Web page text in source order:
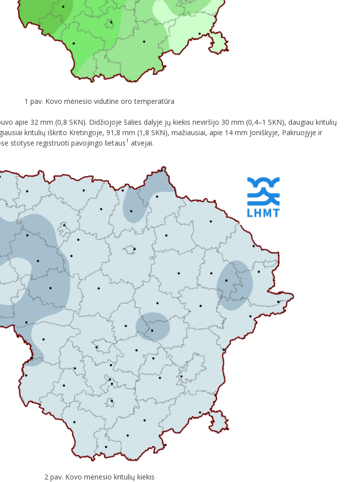
1 pav. Kovo mėnesio vidutinė oro temperatūra
apie 32 mm (0,8 SKN). Didžiojoje šalies dalyje jų kiekis neviršijo 30 mm (0,4–1 SKN), daugiau kritulių
kritulių iškrito Kretingoje, 91,8 mm (1,8 SKN), mažiausiai, apie 14 mm Joniškyje, Pakruojyje ir
stotyse registruoti pavojingo lietaus1 atvejai.
2 pav. Kovo mėnesio kritulių kiekis